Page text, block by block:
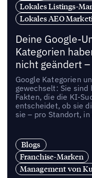
Lokales Listings-
Lokales AEO
Deine Google-
Kategorien
nicht geändert
Google Kategorien
gewechselt: Sie
Fakten, die die KI-
entscheidet, ob sie
sie – pro Standort,
Blogs
Franchise-Marken
Management von